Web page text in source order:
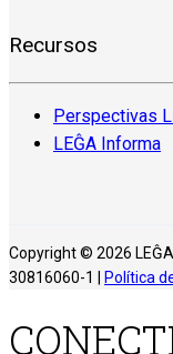
Recursos
Perspectivas
LEĜA Informa
Copyright © 2026
30816060-1 |
Política